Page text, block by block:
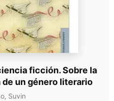
ficción. Sobre la
un género literario
Suvin